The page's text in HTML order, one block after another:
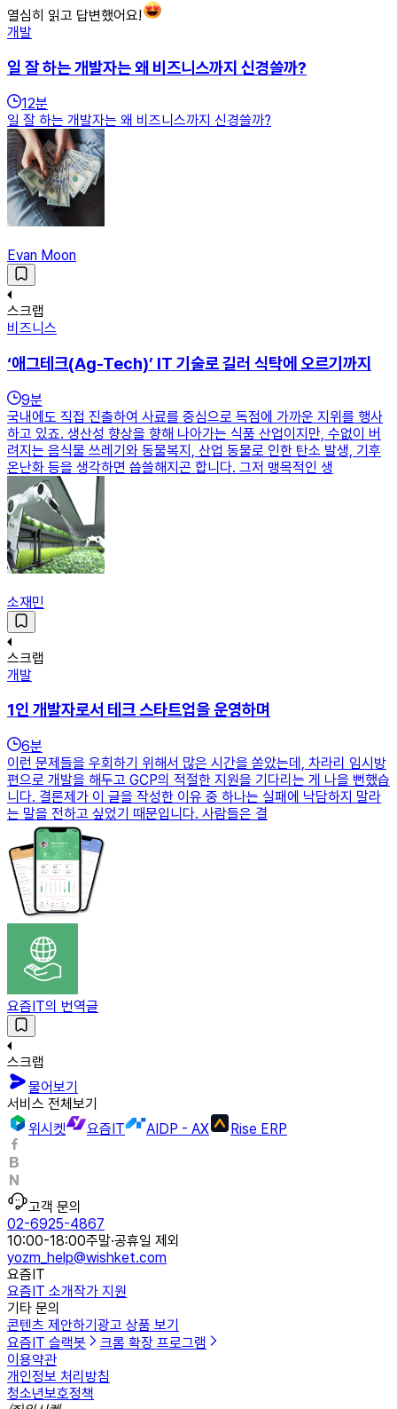
열심히 읽고 답변했어요!
개발
일 잘 하는 개발자는 왜 비즈니스까지 신경쓸까?
12분
일 잘 하는 개발자는 왜 비즈니스까지 신경쓸까?
Evan Moon
스크랩
비즈니스
‘애그테크(Ag-Tech)’ IT 기술로 길러 식탁에 오르기까지
9분
국내에도 직접 진출하여 사료를 중심으로 독점에 가까운 지위를 행사
하고 있죠. 생산성 향상을 향해 나아가는 식품 산업이지만, 수없이 버
려지는 음식물 쓰레기와 동물복지, 산업 동물로 인한 탄소 발생, 기후
온난화 등을 생각하면 씁쓸해지곤 합니다. 그저 맹목적인 생
소재민
스크랩
개발
1인 개발자로서 테크 스타트업을 운영하며
6분
이런 문제들을 우회하기 위해서 많은 시간을 쏟았는데, 차라리 임시방
편으로 개발을 해두고 GCP의 적절한 지원을 기다리는 게 나을 뻔했습
니다. 결론제가 이 글을 작성한 이유 중 하나는 실패에 낙담하지 말라
는 말을 전하고 싶었기 때문입니다. 사람들은 결
요즘IT의 번역글
스크랩
물어보기
서비스 전체보기
위시켓
요즘IT AIDP - AX Rise ERP
고객 문의
02-6925-4867
10:00-18:00주말·공휴일 제외
yozm_help@wishket.com
요즘IT
요즘IT 소개작가 지원
기타 문의
콘텐츠 제안하기 광고 상품 보기
요즘IT 슬랙봇
크롬 확장 프로그램
이용약관
개인정보 처리방침
청소년보호정책